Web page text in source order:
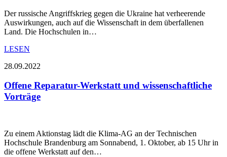
Der russische Angriffskrieg gegen die Ukraine hat verheerende
Auswirkungen, auch auf die Wissenschaft in dem überfallenen
Land. Die Hochschulen in…
LESEN
28.09.2022
Offene Reparatur-Werkstatt und wissenschaftliche
Vorträge
Zu einem Aktionstag lädt die Klima-AG an der Technischen
Hochschule Brandenburg am Sonnabend, 1. Oktober, ab 15 Uhr in
die offene Werkstatt auf den…